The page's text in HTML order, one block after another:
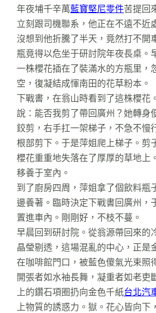
年夜埔千辛萬藍寶堅尼零件苦提回
立刻跟司機聯系，他正在不遠不近
沒想到他折騰了半天，竟然打不開
瓶竟得以危坐于研討院年夜長桌。
一株櫻花插在了裝滿水的方瓶里，
空，復凝結成惲南田的花草粉本。
下戰書，在翁山時看到了這株櫻花
說：能否我剪了帶回廣州？她轉身
鉸剪，右手扛一架梯子，不急不慢
根部剪下。于是萍姐爬上梯子。剪
櫻花重重地失落在了厚厚的草地上
移養于室內。
到了廚房四周，萍姐拿了個飲料瓶
邊養著。臨時決定下戰書回廣州，
置進車內。剛剛好，不枝不蔓。
早晨回到研討院。從翁源帶回來的
晶瑩剔透，這場混亂的中心，正是
在咖啡館門口，被藍色傻氣光束照
開張者如水袖長舞，凝重者如老吏
上的鑽石項圈扔向金色千紙台北汽
上物質的誘惑力。獄。花心皆向下